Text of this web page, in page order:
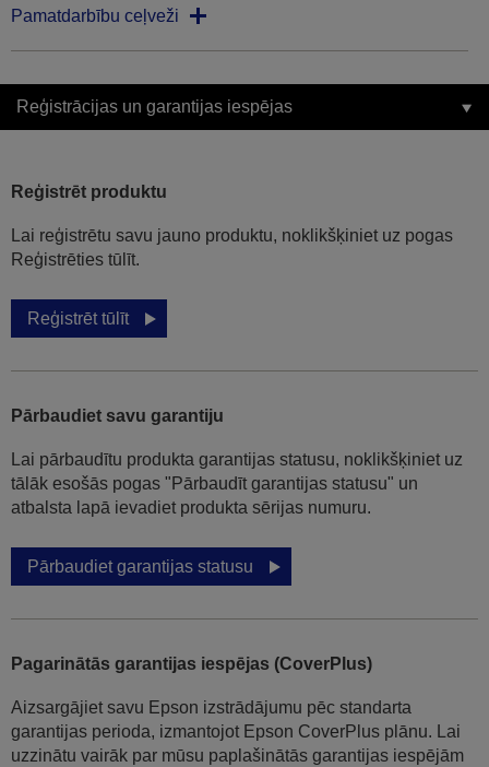
Pamatdarbību ceļveži
Reģistrācijas un garantijas iespējas
Reģistrēt produktu
Lai reģistrētu savu jauno produktu, noklikšķiniet uz pogas
Reģistrēties tūlīt.
Reģistrēt tūlīt
Pārbaudiet savu garantiju
Lai pārbaudītu produkta garantijas statusu, noklikšķiniet uz
tālāk esošās pogas "Pārbaudīt garantijas statusu" un
atbalsta lapā ievadiet produkta sērijas numuru.
Pārbaudiet garantijas statusu
Pagarinātās garantijas iespējas (CoverPlus)
Aizsargājiet savu Epson izstrādājumu pēc standarta
garantijas perioda, izmantojot Epson CoverPlus plānu. Lai
uzzinātu vairāk par mūsu paplašinātās garantijas iespējām